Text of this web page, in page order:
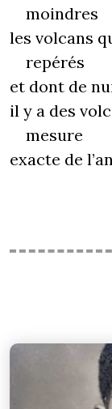
moindres
les volcans
repérés
et dont de
il y a des
mesure
exacte de